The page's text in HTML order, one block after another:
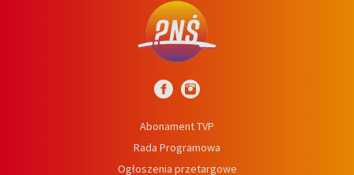
Abonament TVP
Rada Programowa
Ogłoszenia przetargowe